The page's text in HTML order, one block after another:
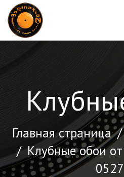
Главная страница
/Клубные обои от
0527